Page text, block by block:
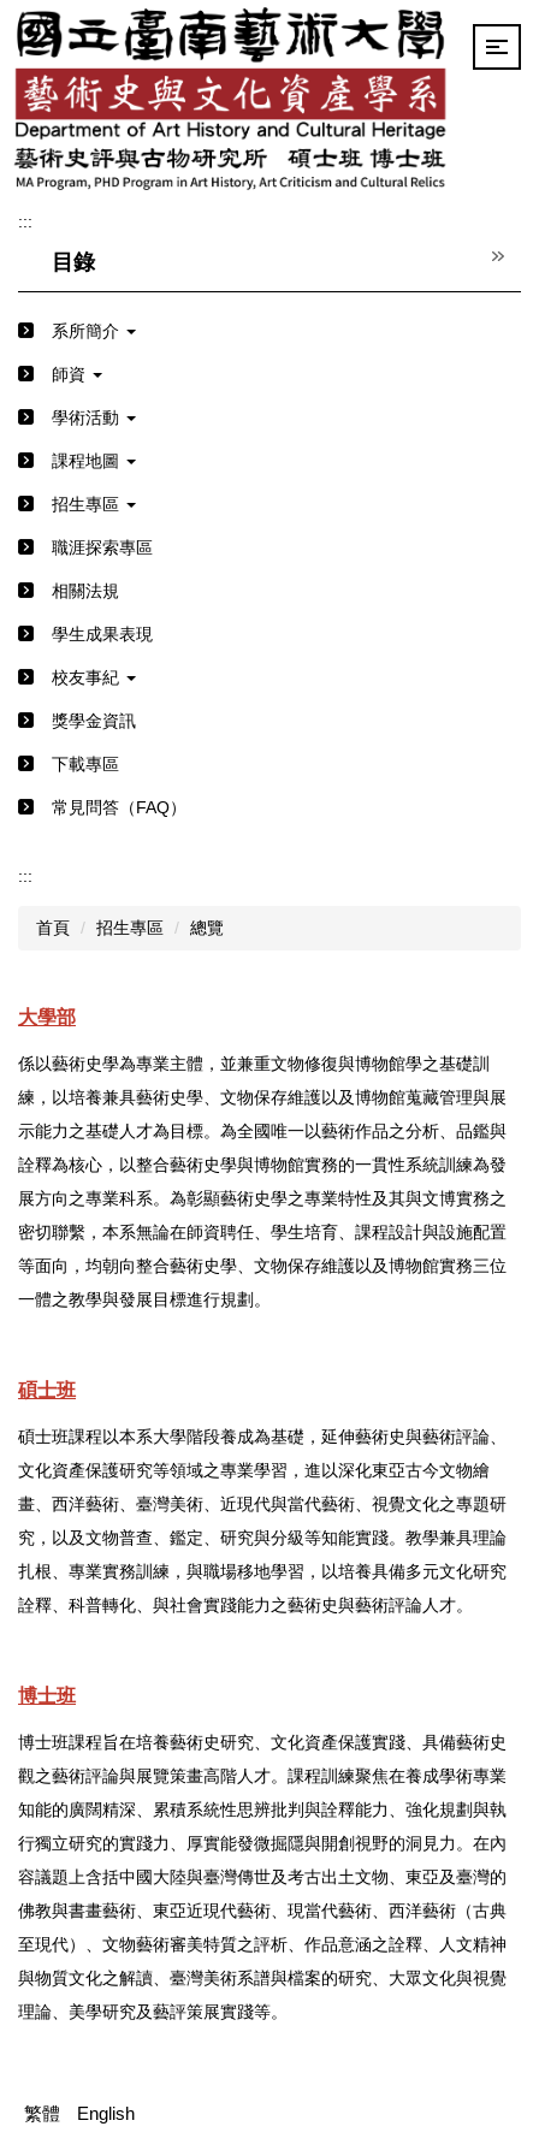
跳
到
主
要
內
容
區
:::
目錄
系所簡介
師資
學術活動
課程地圖
招生專區
職涯探索專區
相關法規
學生成果表現
校友事紀
獎學金資訊
下載專區
常見問答（FAQ）
:::
首頁 招生專區 總覽
大學部
係以藝術史學為專業主體，並兼重文物修復與博物館學之基礎訓
練，以培養兼具藝術史學、文物保存維護以及博物館蒐藏管理與展
示能力之基礎人才為目標。為全國唯一以藝術作品之分析、品鑑與
詮釋為核心，以整合藝術史學與博物館實務的一貫性系統訓練為發
展方向之專業科系。為彰顯藝術史學之專業特性及其與文博實務之
密切聯繫，本系無論在師資聘任、學生培育、課程設計與設施配置
等面向，均朝向整合藝術史學、文物保存維護以及博物館實務三位
一體之教學與發展目標進行規劃。
碩士班
碩士班課程以本系大學階段養成為基礎，延伸藝術史與藝術評論、
文化資產保護研究等領域之專業學習，進以深化東亞古今文物繪
畫、西洋藝術、臺灣美術、近現代與當代藝術、視覺文化之專題研
究，以及文物普查、鑑定、研究與分級等知能實踐。教學兼具理論
扎根、專業實務訓練，與職場移地學習，以培養具備多元文化研究
詮釋、科普轉化、與社會實踐能力之藝術史與藝術評論人才。
博士班
博士班課程旨在培養藝術史研究、文化資產保護實踐、具備藝術史
觀之藝術評論與展覽策畫高階人才。課程訓練聚焦在養成學術專業
知能的廣闊精深、累積系統性思辨批判與詮釋能力、強化規劃與執
行獨立研究的實踐力、厚實能發微掘隱與開創視野的洞見力。在內
容議題上含括中國大陸與臺灣傳世及考古出土文物、東亞及臺灣的
佛教與書畫藝術、東亞近現代藝術、現當代藝術、西洋藝術（古典
至現代）、文物藝術審美特質之評析、作品意涵之詮釋、人文精神
與物質文化之解讀、臺灣美術系譜與檔案的研究、大眾文化與視覺
理論、美學研究及藝評策展實踐等。
繁體 English